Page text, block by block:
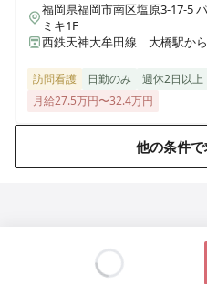
医療施設型ホスピス 医心館
東京都江戸川区篠崎町2丁目31-3（住所
医療施設型ホスピス 医心館
青森県八戸市田向五丁目12番1号
医療施設型ホスピス 医心館八
愛知県名古屋市昭和区南山町22-11
福岡県福岡市南区塩原3-17-5
ミキ1F
西鉄天神大牟田線 大橋駅か
訪問看護 日勤のみ 週休2日以上
月給27.5万円〜32.4万円
他の条件